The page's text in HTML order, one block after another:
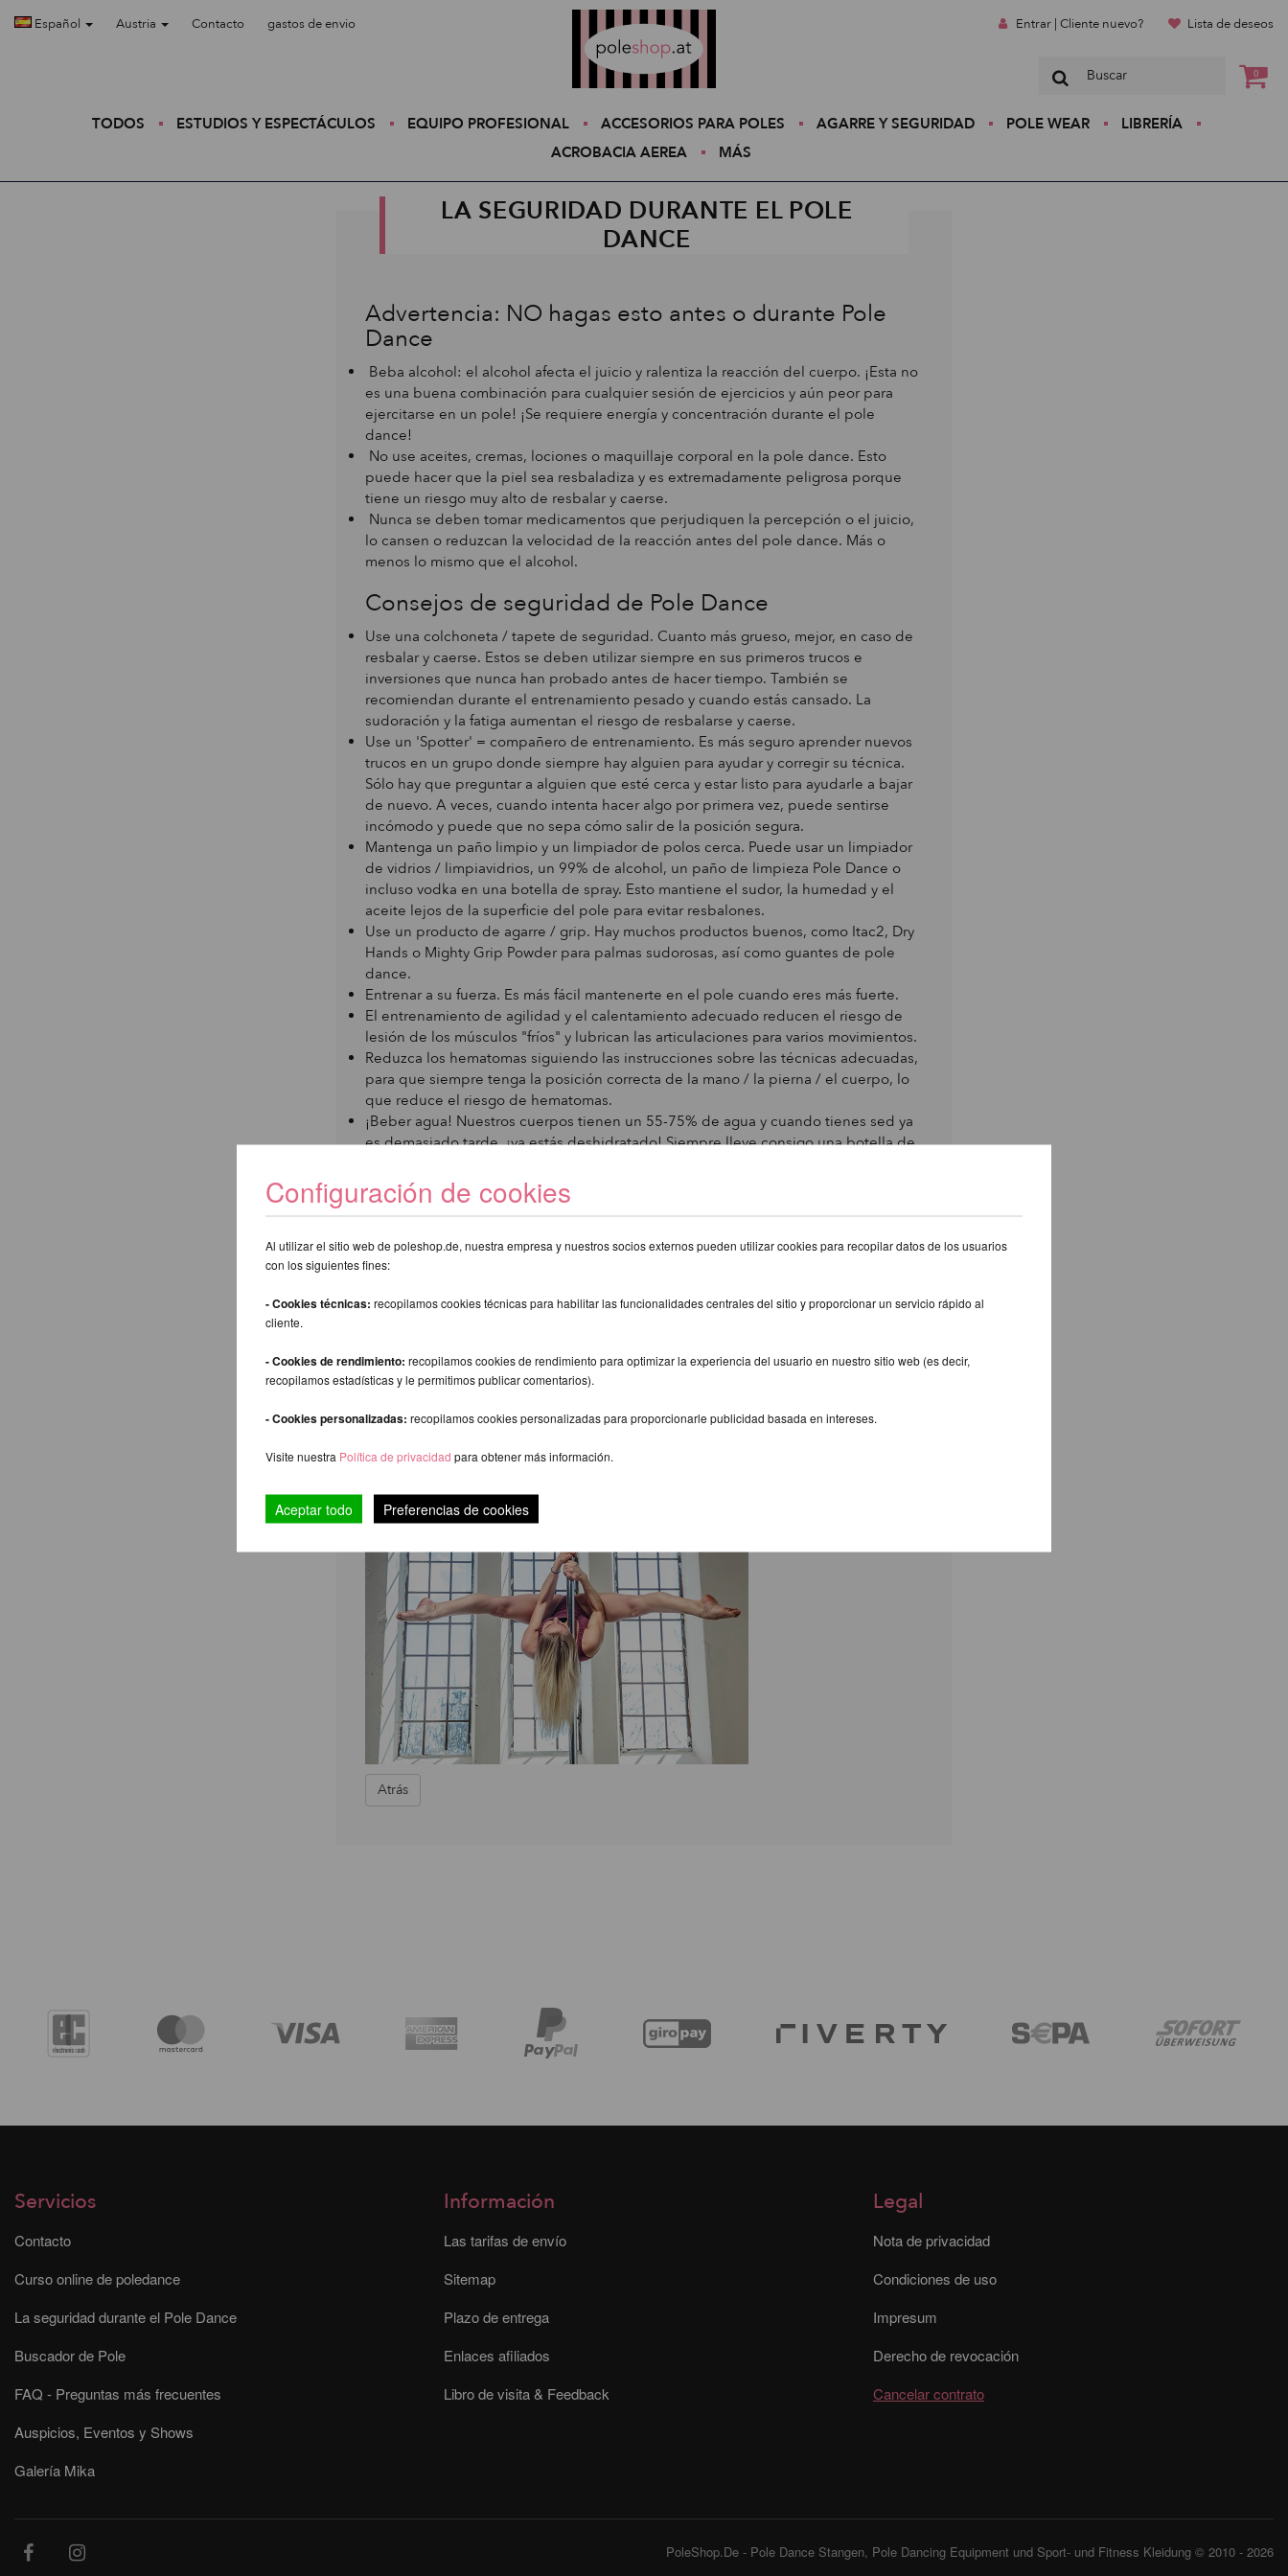
Español Austria Contacto gastos de envio Entrar | Cliente nuevo? Lista de deseos
0
TODOS ESTUDIOS Y ESPECTÁCULOS EQUIPO PROFESIONAL ACCESORIOS PARA POLES AGARRE Y SEGURIDAD POLE WEAR
LIBRERÍA
ACROBACIA AEREA
MÁS
LA SEGURIDAD DURANTE EL POLE
DANCE
Advertencia: NO hagas esto antes o durante Pole
Dance
Beba alcohol: el alcohol afecta el juicio y ralentiza la reacción del cuerpo. ¡Esta no
es una buena combinación para cualquier sesión de ejercicios y aún peor para
ejercitarse en un pole! ¡Se requiere energía y concentración durante el pole
dance!
No use aceites, cremas, lociones o maquillaje corporal en la pole dance. Esto
puede hacer que la piel sea resbaladiza y es extremadamente peligrosa porque
tiene un riesgo muy alto de resbalar y caerse.
Nunca se deben tomar medicamentos que perjudiquen la percepción o el juicio,
lo cansen o reduzcan la velocidad de la reacción antes del pole dance. Más o
menos lo mismo que el alcohol.
Consejos de seguridad de Pole Dance
Use una colchoneta / tapete de seguridad. Cuanto más grueso, mejor, en caso de
resbalar y caerse. Estos se deben utilizar siempre en sus primeros trucos e
inversiones que nunca han probado antes de hacer tiempo. También se
recomiendan durante el entrenamiento pesado y cuando estás cansado. La
sudoración y la fatiga aumentan el riesgo de resbalarse y caerse.
Use un 'Spotter' = compañero de entrenamiento. Es más seguro aprender nuevos
trucos en un grupo donde siempre hay alguien para ayudar y corregir su técnica.
Sólo hay que preguntar a alguien que esté cerca y estar listo para ayudarle a bajar
de nuevo. A veces, cuando intenta hacer algo por primera vez, puede sentirse
incómodo y puede que no sepa cómo salir de la posición segura.
Mantenga un paño limpio y un limpiador de polos cerca. Puede usar un limpiador
de vidrios / limpiavidrios, un 99% de alcohol, un paño de limpieza Pole Dance o
incluso vodka en una botella de spray. Esto mantiene el sudor, la humedad y el
aceite lejos de la superficie del pole para evitar resbalones.
Use un producto de agarre / grip. Hay muchos productos buenos, como Itac2, Dry
Hands o Mighty Grip Powder para palmas sudorosas, así como guantes de pole
dance.
Entrenar a su fuerza. Es más fácil mantenerte en el pole cuando eres más fuerte.
El entrenamiento de agilidad y el calentamiento adecuado reducen el riesgo de
lesión de los músculos "fríos" y lubrican las articulaciones para varios movimientos.
Reduzca los hematomas siguiendo las instrucciones sobre las técnicas adecuadas,
para que siempre tenga la posición correcta de la mano / la pierna / el cuerpo, lo
que reduce el riesgo de hematomas.
¡Beber agua! Nuestros cuerpos tienen un 55-75% de agua y cuando tienes sed ya
es demasiado tarde, ¡ya estás deshidratado! Siempre lleve consigo una botella de
Asegúrese de tener suficiente azúcar en la sangre. Coma una barra de proteína o
potencia media hora antes del entrenamiento. Los diabéticos deben tener
instructor debe ser notificado antes de entrenar que usted es diabético para que
él / ella sepa qué hacer en caso de una emergencia.
requerida. El pole dance es un entrenamiento de fuerza que también aumenta la
un entrenamiento después de un día completo en el trabajo. Cuando está
cansado durante el entrenamiento, existe un mayor riesgo de lesiones.
está actualmente certificado de primeros auxilios.
seguridad del baile de pértiga y aprendiendo de un instructor atento y bien
entrenado.
Atrás
Servicios
Contacto
Curso online de poledance
La seguridad durante el Pole Dance
Buscador de Pole
FAQ - Preguntas más frecuentes
Auspicios, Eventos y Shows
Galería Mika
Información
Las tarifas de envío
Sitemap
Plazo de entrega
Enlaces afiliados
Libro de visita & Feedback
Legal
Nota de privacidad
Condiciones de uso
Impresum
Derecho de revocación
Cancelar contrato
PoleShop.De - Pole Dance Stangen, Pole Dancing Equipment und Sport- und Fitness Kleidung © 2010 - 2026
Configuración de cookies
Al utilizar el sitio web de poleshop.de, nuestra empresa y nuestros socios externos pueden utilizar cookies para recopilar datos de los usuarios
con los siguientes fines:
- Cookies técnicas: recopilamos cookies técnicas para habilitar las funcionalidades centrales del sitio y proporcionar un servicio rápido al
cliente.
- Cookies de rendimiento: recopilamos cookies de rendimiento para optimizar la experiencia del usuario en nuestro sitio web (es decir,
recopilamos estadísticas y le permitimos publicar comentarios).
- Cookies personalizadas: recopilamos cookies personalizadas para proporcionarle publicidad basada en intereses.
Visite nuestra Política de privacidad para obtener más información.
Aceptar todo Preferencias de cookies